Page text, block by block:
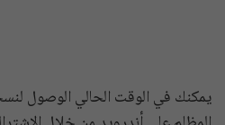
يمكنك في الوقت الحالي الوصول